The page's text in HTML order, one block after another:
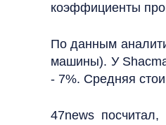
коэффициенты
По данным
машины). У
- 7%. Средняя
47news